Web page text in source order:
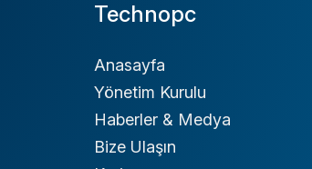
Technopc
Anasayfa
Yönetim Kurulu
Haberler & Medya
Bize Ulaşın